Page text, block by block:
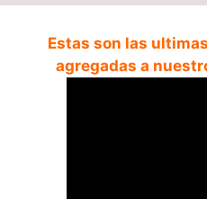
Estas son las
agregadas a